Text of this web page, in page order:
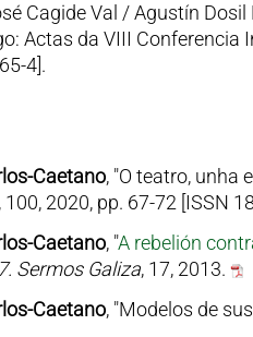
Cagide Val / Agustín
Actas da VIII
4].
Caetano, "O teatro, unha
100, 2020, pp. 67-72 [ISSN
Caetano, "A rebelión
Sermos Galiza, 17, 2013.
Caetano, "Modelos de